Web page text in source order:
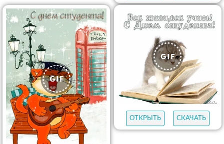
ОТКРЫТЬ СКАЧАТЬ
ОТКРЫТЬ СКАЧАТЬ